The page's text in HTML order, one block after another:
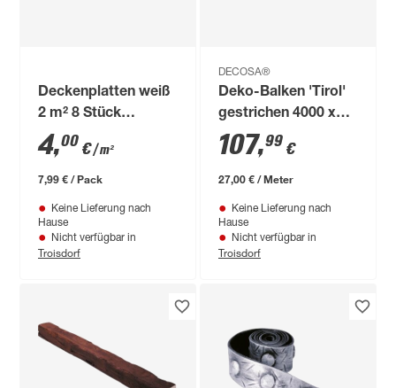
Deckenplatten weiß
2 m² 8 Stück
"Valencia"
4,00 €/ m²
7,99 € / Pack
Keine Lieferung nach
Hause
Nicht verfügbar in
Troisdorf
DECOSA®
Deko-Balken 'Tirol'
gestrichen 4000 x
120 x 120 mm
107,99 €
27,00 € / Meter
Keine Lieferung nach
Hause
Nicht verfügbar in
Troisdorf